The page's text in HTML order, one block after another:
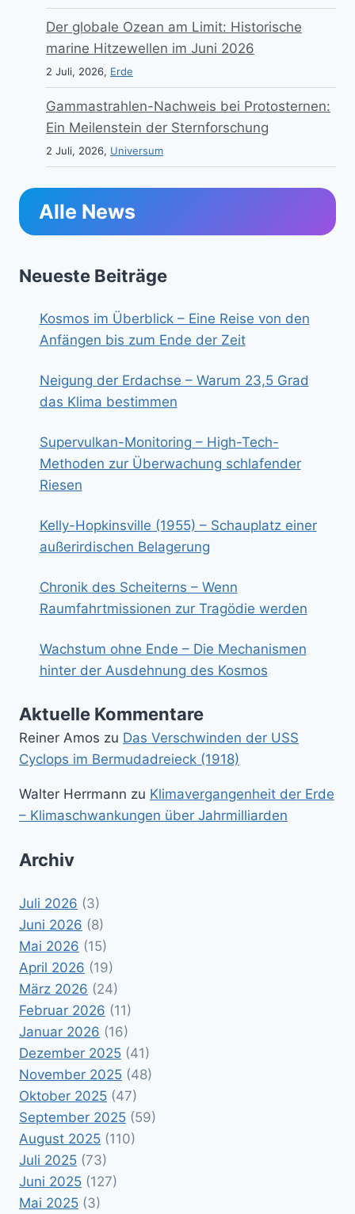
Der globale Ozean am Limit: Historische
marine Hitzewellen im Juni 2026
2 Juli, 2026, Erde
Gammastrahlen-Nachweis bei Protosternen:
Ein Meilenstein der Sternforschung
2 Juli, 2026, Universum
Alle News
Neueste Beiträge
Kosmos im Überblick – Eine Reise von den
Anfängen bis zum Ende der Zeit
Neigung der Erdachse – Warum 23,5 Grad
das Klima bestimmen
Supervulkan-Monitoring – High-Tech-
Methoden zur Überwachung schlafender
Riesen
Kelly-Hopkinsville (1955) – Schauplatz einer
außerirdischen Belagerung
Chronik des Scheiterns – Wenn
Raumfahrtmissionen zur Tragödie werden
Wachstum ohne Ende – Die Mechanismen
hinter der Ausdehnung des Kosmos
Aktuelle Kommentare
Reiner Amos zu Das Verschwinden der USS
Cyclops im Bermudadreieck (1918)
Walter Herrmann zu Klimavergangenheit der Erde
– Klimaschwankungen über Jahrmilliarden
Archiv
Juli 2026 (3)
Juni 2026 (8)
Mai 2026 (15)
April 2026 (19)
März 2026 (24)
Februar 2026 (11)
Januar 2026 (16)
Dezember 2025 (41)
November 2025 (48)
Oktober 2025 (47)
September 2025 (59)
August 2025 (110)
Juli 2025 (73)
Juni 2025 (127)
Mai 2025 (3)